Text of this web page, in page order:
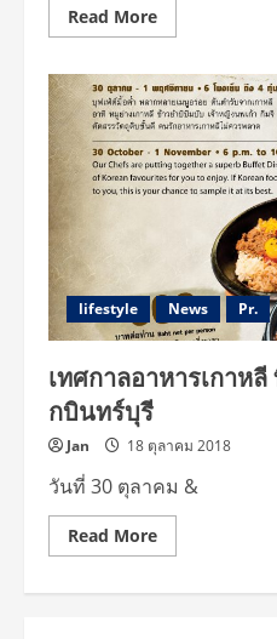
Read MoreRead
more
สอดไส้
ผัก
โขม
และ
หน่อ
ไม้
ฝรั่ง
เสิร์ฟ
โรงแรม
แคน
ทารี
กบินทร์บุรี
lifestyle News Pr.
เทศกาลอาหารเกาห
กบินทร์บุรี
Jan 18 ตุลาคม 2018
วันที่ 30 ตุลาคม &
Read MoreRead
more